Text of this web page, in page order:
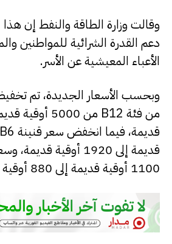
وقالت وزارة الطاقة والنفط إن هذا
دعم القدرة الشرائية للمواطنين
الأعباء المعيشية عن الأسر.
وبحسب الأسعار الجديدة، تم
1100 أوقية قديمة إلى 880 أوقية قديمة.